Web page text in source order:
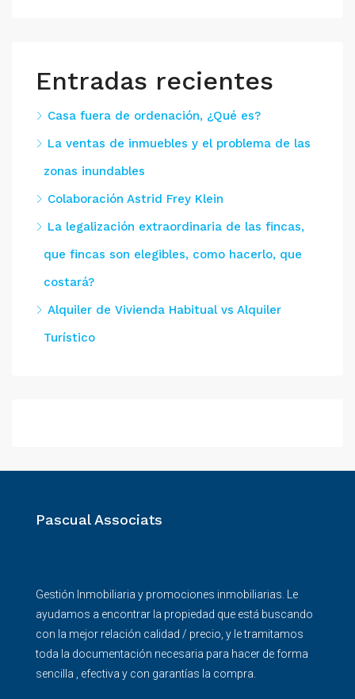
Entradas recientes
Casa fuera de ordenación, ¿Qué es?
La ventas de inmuebles y el problema de las
zonas inundables
Colaboración Astrid Frey Klein
La legalización extraordinaria de las fincas,
que fincas son elegibles, como hacerlo, que
costará?
Alquiler de Vivienda Habitual vs Alquiler
Turístico
Pascual Associats
Gestión Inmobiliaria y promociones inmobiliarias. Le
ayudamos a encontrar la propiedad que está buscando
con la mejor relación calidad / precio, y le tramitamos
toda la documentación necesaria para hacer de forma
sencilla , efectiva y con garantías la compra.